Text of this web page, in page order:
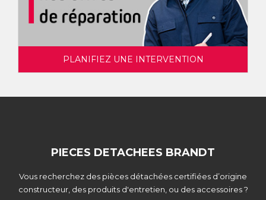
PLANIFIEZ UNE INTERVENTION
PIECES DETACHEES BRANDT
Vous recherchez des pièces détachées certifiées d’origine
constructeur, des produits d'entretien, ou des accessoires ?